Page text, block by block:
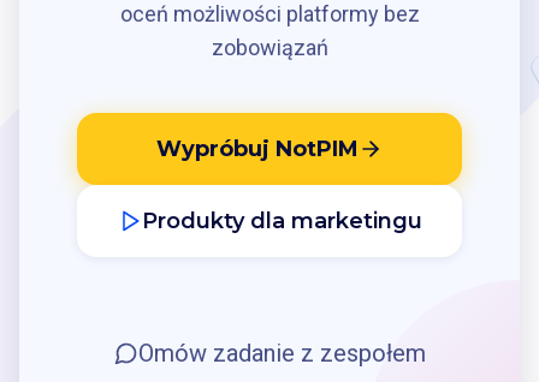
oceń możliwości platformy bez
zobowiązań
Wypróbuj NotPIM
Produkty dla marketingu
Omów zadanie z zespołem